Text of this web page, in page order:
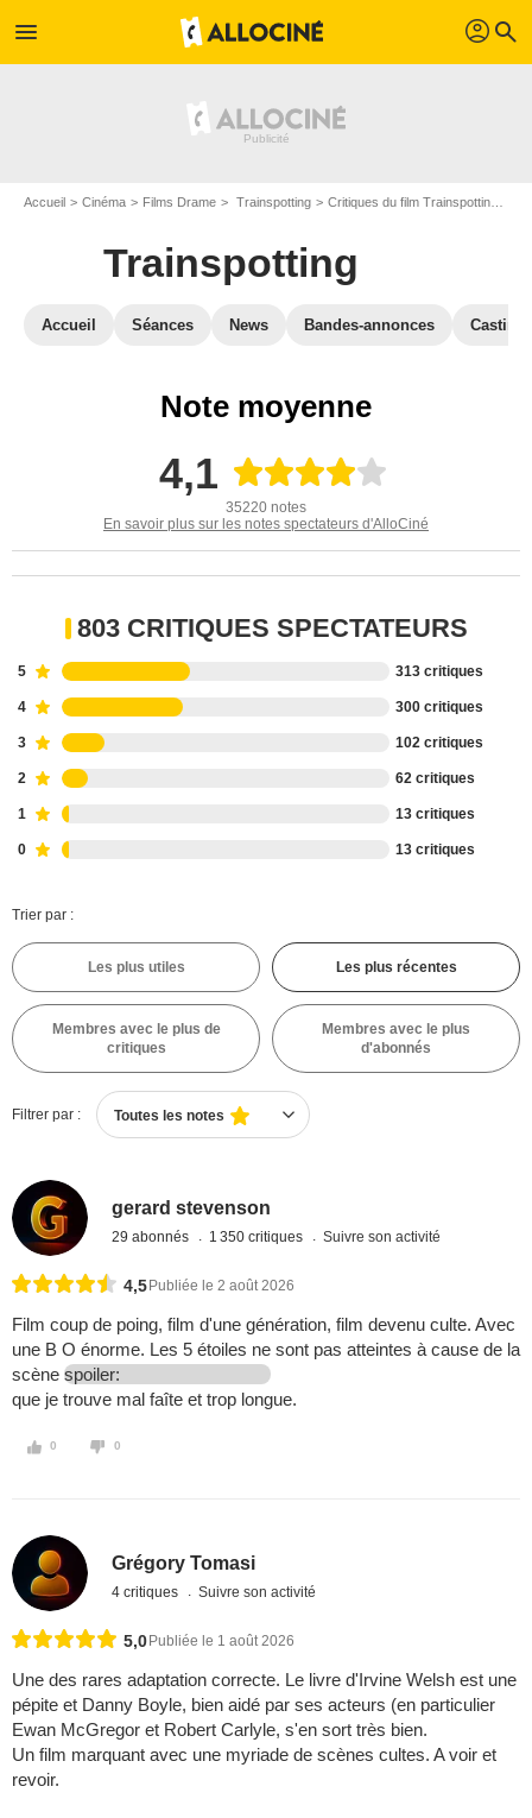
menu profil search
Accueil Cinéma Films Drame Trainspotting Critiques du film Trainspotting
Trainspotting
Accueil Séances News Bandes-annonces Casting
Note moyenne
4,1
35220 notes
En savoir plus sur les notes spectateurs d'AlloCiné
803 CRITIQUES SPECTATEURS
5 313 critiques
4 300 critiques
3 102 critiques
2 62 critiques
1 13 critiques
0 13 critiques
Trier par :
Les plus utiles Les plus récentes
Membres avec le plus de
critiques
Membres avec le plus
d'abonnés
Filtrer par : Toutes les notes
gerard stevenson
29 abonnés 1 350 critiques Suivre son activité
4,5 Publiée le 2 août 2026
Film coup de poing, film d'une génération, film devenu culte. Avec
une B O énorme. Les 5 étoiles ne sont pas atteintes à cause de la
scène spoiler:
que je trouve mal faîte et trop longue.
0 0
Grégory Tomasi
4 critiques Suivre son activité
5,0 Publiée le 1 août 2026
Une des rares adaptation correcte. Le livre d'Irvine Welsh est une
pépite et Danny Boyle, bien aidé par ses acteurs (en particulier
Ewan McGregor et Robert Carlyle, s'en sort très bien.
Un film marquant avec une myriade de scènes cultes. A voir et
revoir.